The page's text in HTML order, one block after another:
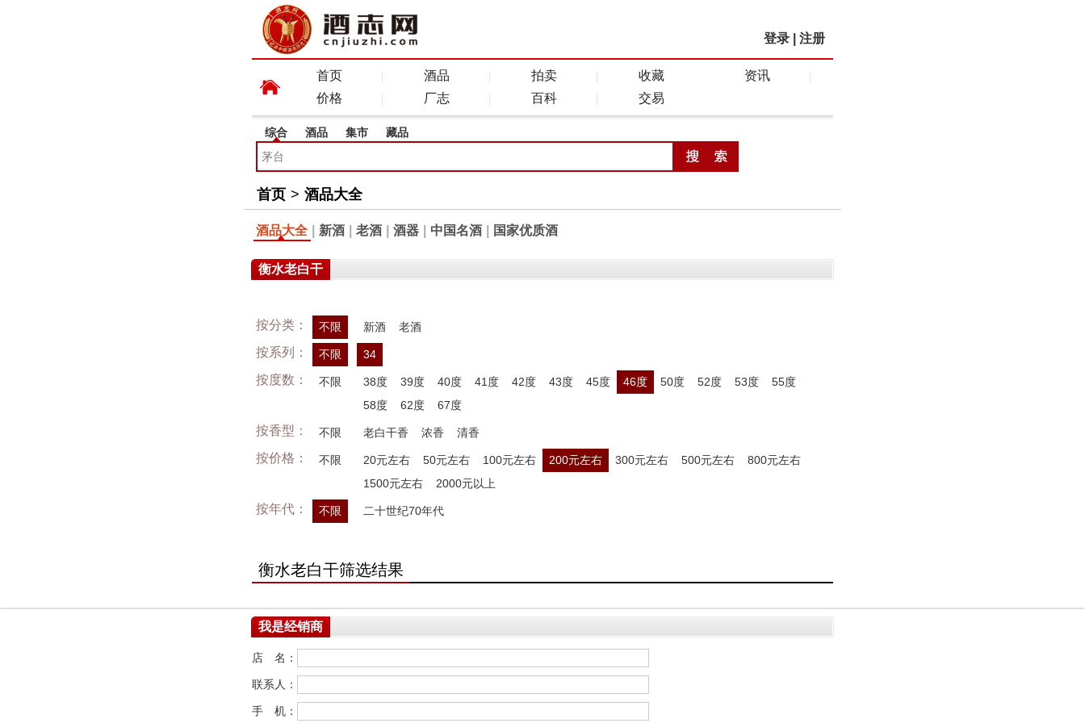
登录 注册
首页 酒品 拍卖 收藏
资讯
价格
厂志 百科 交易
综合 酒品 集市 藏品
首页 > 酒品大全
酒品大全 新酒 老酒 酒器 中国名酒 国家优质酒
衡水老白干
按分类： 不限 新酒 老酒
按系列： 不限 34
按度数： 不限 38度 39度 40度 41度 42度 43度 45度 46度 50度 52度 53度
55度
58度
62度 67度
按香型： 不限 老白干香 浓香 清香
按价格： 不限 20元左右 50元左右 100元左右 200元左右 300元左右 500元左右
800元左右
1500元左右
2000元以上
按年代： 不限 二十世纪70年代
衡水老白干筛选结果
我是经销商
店 名：
联系人：
手 机：